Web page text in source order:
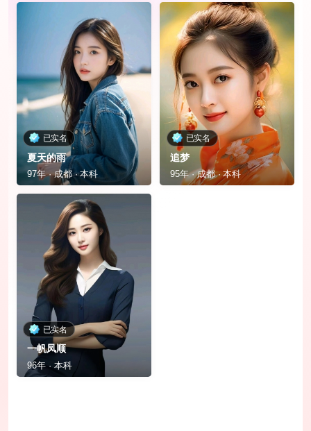
已实名
夏天的雨
97年 · 成都 · 本科
已实名
追梦
95年 · 成都 · 本科
已实名
一帆凤顺
96年 · 本科